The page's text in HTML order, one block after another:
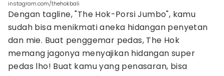
instagram.com/thehokbali
Dengan tagline, "The Hok-Porsi Jumbo", kamu
sudah bisa menikmati aneka hidangan penyetan
dan mie. Buat penggemar pedas, The Hok
memang jagonya menyajikan hidangan super
pedas lho! Buat kamu yang penasaran, bisa